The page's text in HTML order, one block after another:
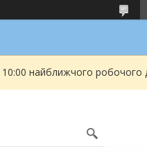
найближчого робочого